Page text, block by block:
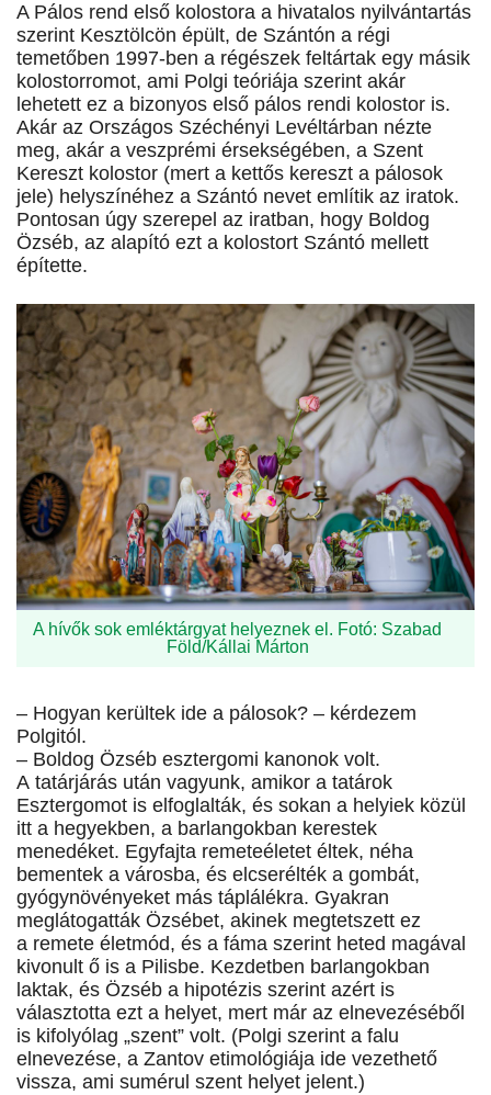
A Pálos rend első kolostora a hivatalos nyilvántartás
szerint Kesztölcön épült, de Szántón a régi
temetőben 1997-ben a régészek feltártak egy másik
kolostorromot, ami Polgi teóriája szerint akár
lehetett ez a bizonyos első pálos rendi kolostor is.
Akár az Országos Széchényi Levéltárban nézte
meg, akár a veszprémi érsekségében, a Szent
Kereszt kolostor (mert a kettős kereszt a pálosok
jele) helyszínéhez a Szántó nevet említik az iratok.
Pontosan úgy szerepel az iratban, hogy Boldog
Özséb, az alapító ezt a kolostort Szántó mellett
építette.
A hívők sok emléktárgyat helyeznek el. Fotó: Szabad
Föld/Kállai Márton
– Hogyan kerültek ide a pálosok? – kérdezem
Polgitól.
– Boldog Özséb esztergomi kanonok volt.
A tatárjárás után vagyunk, amikor a tatárok
Esztergomot is elfoglalták, és sokan a helyiek közül
itt a hegyekben, a barlangokban kerestek
menedéket. Egyfajta remeteéletet éltek, néha
bementek a városba, és elcserélték a gombát,
gyógynövényeket más táplálékra. Gyakran
meglátogatták Özsébet, akinek megtetszett ez
a remete életmód, és a fáma szerint heted magával
kivonult ő is a Pilisbe. Kezdetben barlangokban
laktak, és Özséb a hipotézis szerint azért is
választotta ezt a helyet, mert már az elnevezéséből
is kifolyólag „szent” volt. (Polgi szerint a falu
elnevezése, a Zantov etimológiája ide vezethető
vissza, ami sumérul szent helyet jelent.)